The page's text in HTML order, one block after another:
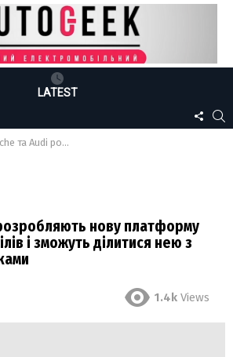
LATEST
US
платформу для електромобілів і зможуть ділитися нею з іншими виробниками
нову платформу
і зможуть ділитися нею з
1.4k Views